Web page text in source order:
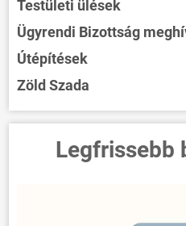
Testületi ülések
Ügyrendi Bizottság
Útépítések
Zöld Szada
Legfrissebb